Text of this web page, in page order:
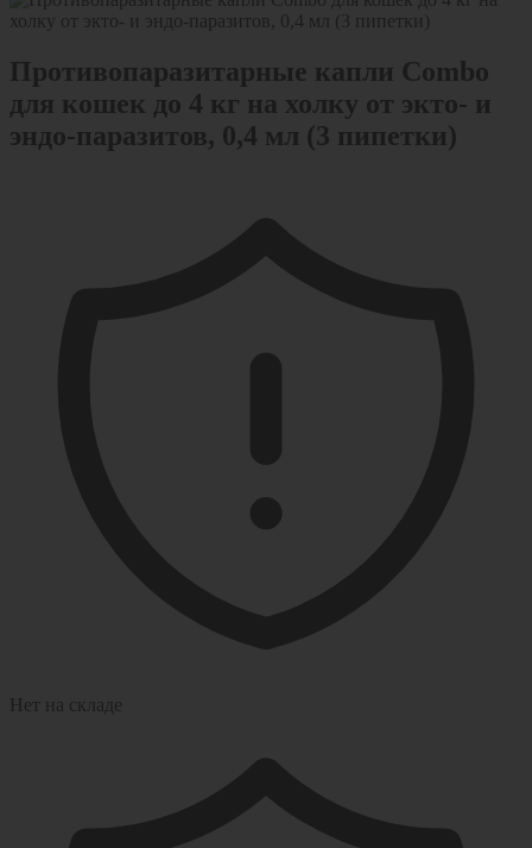
Противопаразитарные капли Combo
для кошек до 4 кг на холку от экто- и
эндо-паразитов, 0,4 мл (3 пипетки)
Нет на складе